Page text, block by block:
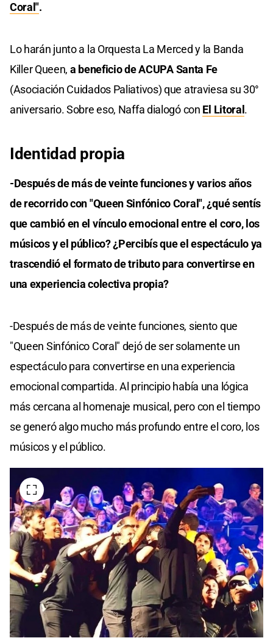
Coral".
Lo harán junto a la Orquesta La Merced y la Banda
Killer Queen, a beneficio de ACUPA Santa Fe
(Asociación Cuidados Paliativos) que atraviesa su 30°
aniversario. Sobre eso, Naffa dialogó con El Litoral .
Identidad propia
-Después de más de veinte funciones y varios años
de recorrido con "Queen Sinfónico Coral", ¿qué sentís
que cambió en el vínculo emocional entre el coro, los
músicos y el público? ¿Percibís que el espectáculo ya
trascendió el formato de tributo para convertirse en
una experiencia colectiva propia?
-Después de más de veinte funciones, siento que
"Queen Sinfónico Coral" dejó de ser solamente un
espectáculo para convertirse en una experiencia
emocional compartida. Al principio había una lógica
más cercana al homenaje musical, pero con el tiempo
se generó algo mucho más profundo entre el coro, los
músicos y el público.